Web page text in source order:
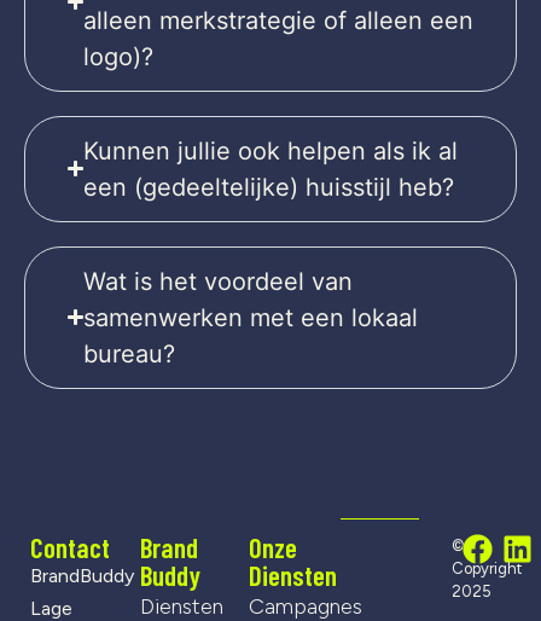
alleen merkstrategie of alleen een
logo)?
Kunnen jullie ook helpen als ik al
een (gedeeltelijke) huisstijl heb?
Wat is het voordeel van
samenwerken met een lokaal
bureau?
Contact
BrandBuddy
Lage
Brand
Buddy
Diensten
Onze
Diensten
Campagnes
©
Copyright
2025